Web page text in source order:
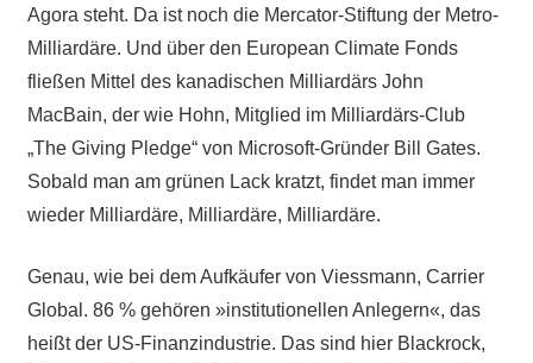
Agora steht. Da ist noch die Mercator-Stiftung der Metro-
Milliardäre. Und über den European Climate Fonds
fließen Mittel des kanadischen Milliardärs John
MacBain, der wie Hohn, Mitglied im Milliardärs-Club
„The Giving Pledge“ von Microsoft-Gründer Bill Gates.
Sobald man am grünen Lack kratzt, findet man immer
wieder Milliardäre, Milliardäre, Milliardäre.
Genau, wie bei dem Aufkäufer von Viessmann, Carrier
Global. 86 % gehören »institutionellen Anlegern«, das
heißt der US-Finanzindustrie. Das sind hier Blackrock,